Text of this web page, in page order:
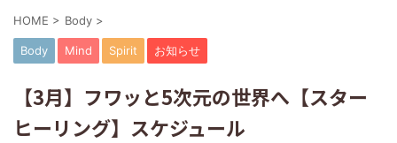
HOME > Body >
Body Mind Spirit お知らせ
【3月】フワッと5次元の世界へ【スター
ヒーリング】スケジュール